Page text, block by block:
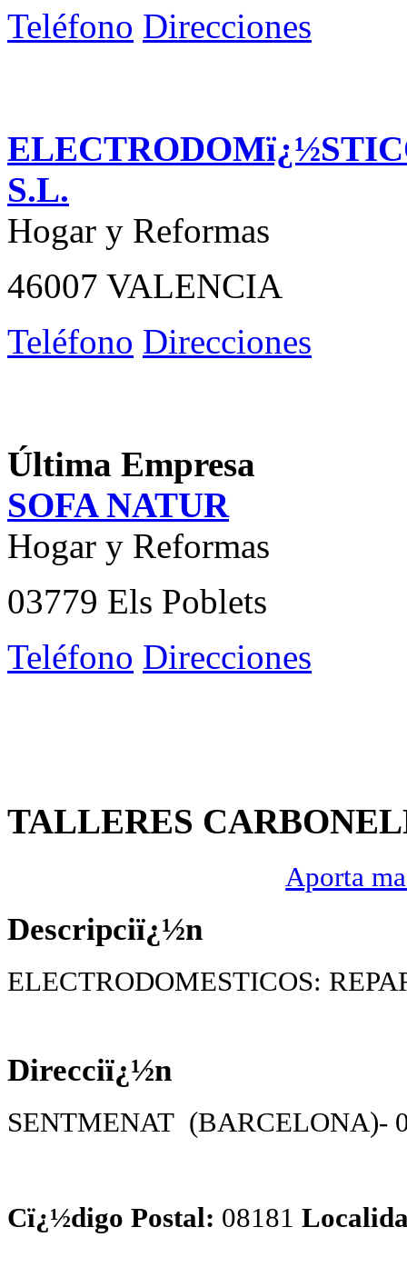
Teléfono Direcciones
S.L.
Hogar y Reformas
46007 VALENCIA
Teléfono Direcciones
Última Empresa
SOFA NATUR
Hogar y Reformas
03779 Els Poblets
Teléfono Direcciones
TALLERES
Aporta
Descripciï¿½n
ELECTRODOMESTICOS:
Direcciï¿½n
SENTMENAT (BARCELONA)-
Cï¿½digo Postal: 08181